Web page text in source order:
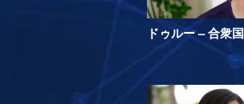
ドゥルー – 合衆国